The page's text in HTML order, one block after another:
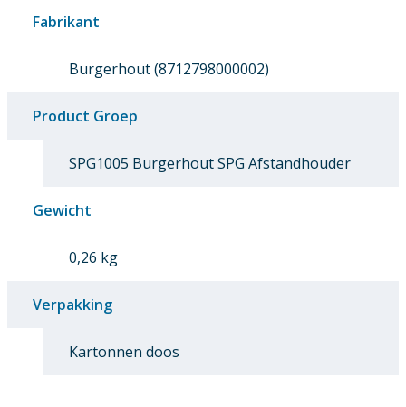
Fabrikant
Burgerhout (8712798000002)
Product Groep
SPG1005 Burgerhout SPG Afstandhouder
Gewicht
0,26 kg
Verpakking
Kartonnen doos